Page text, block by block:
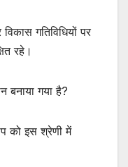
गतिविधियों पर
रहे।
बनाया गया है?
को इस श्रेणी में